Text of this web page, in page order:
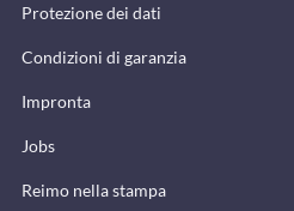
Protezione dei dati
Condizioni di garanzia
Impronta
Jobs
Reimo nella stampa